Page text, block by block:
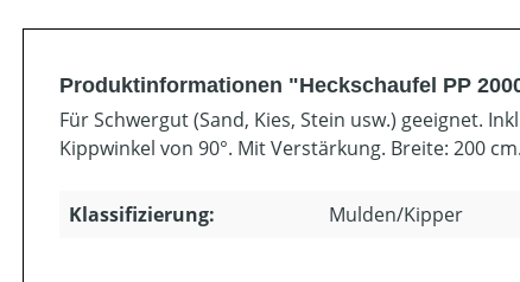
Produktinformationen "Heckschaufel PP
Für Schwergut (Sand, Kies, Stein usw.) geeignet.
Kippwinkel von 90°. Mit Verstärkung. Breite: 200 cm.
Klassifizierung: Mulden/Kipper